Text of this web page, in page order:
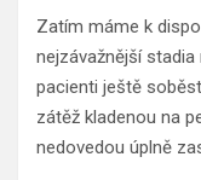
Zatím máme k
nejzávažnější
pacienti ještě
zátěž kladenou na
nedovedou úplně